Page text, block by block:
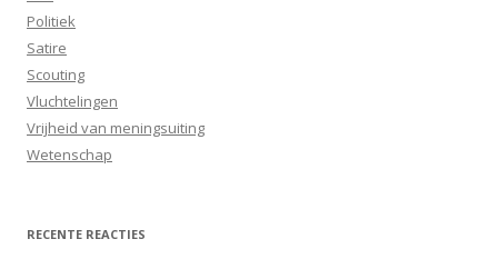
Politiek
Satire
Scouting
Vluchtelingen
Vrijheid van meningsuiting
Wetenschap
RECENTE REACTIES